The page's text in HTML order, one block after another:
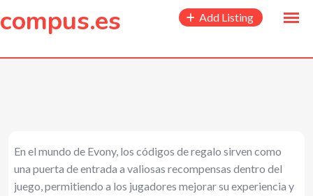
content
compus.es Add Listing
En el mundo de Evony, los códigos de regalo sirven como
una puerta de entrada a valiosas recompensas dentro del
juego, permitiendo a los jugadores mejorar su experiencia y